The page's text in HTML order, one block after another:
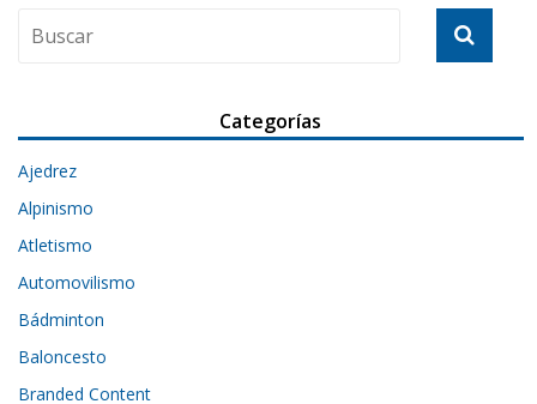
Categorías
Ajedrez
Alpinismo
Atletismo
Automovilismo
Bádminton
Baloncesto
Branded Content